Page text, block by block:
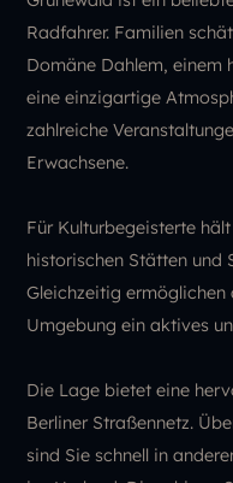
Radfahrer. Familien
Domäne Dahlem, einem
eine einzigartige
zahlreiche
Erwachsene.
Für Kulturbegeisterte
historischen Stätten und
Gleichzeitig
Umgebung ein aktives
Die Lage bietet eine
Berliner Straßennetz.
sind Sie schnell in